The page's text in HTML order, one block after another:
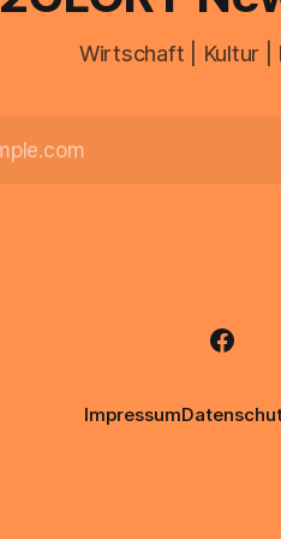
Wirtschaft | Kultur |
Impressum